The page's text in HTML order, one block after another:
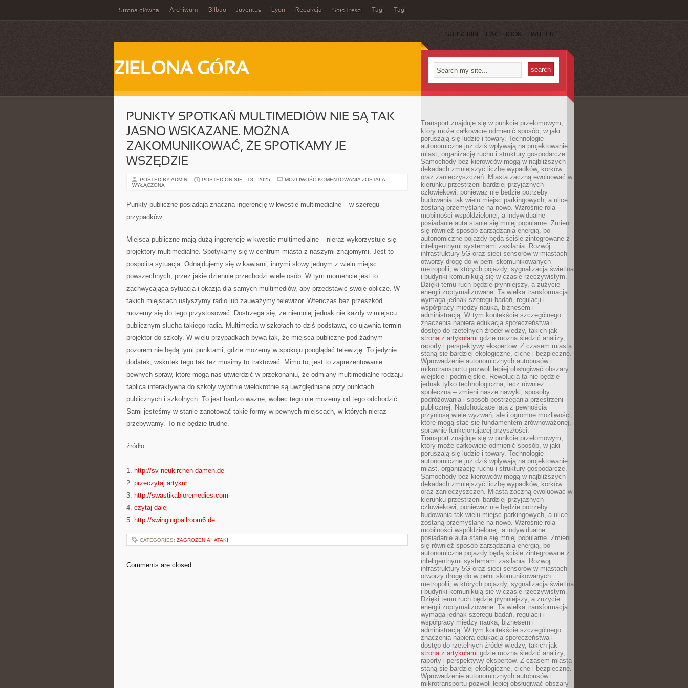
Strona główna Archiwum Bilbao Juventus Lyon Redakcja Spis Treści Tagi Tagi
SUBSCRIBE FACEBOOK TWITTER
ZIELONA GÓRA
PUNKTY SPOTKAŃ MULTIMEDIÓW NIE SĄ TAK
JASNO WSKAZANE. MOŻNA
ZAKOMUNIKOWAĆ, ŻE SPOTKAMY JE
WSZĘDZIE
POSTED BY ADMIN POSTED ON SIE - 18 - 2025 MOŻLIWOŚĆ KOMENTOWANIA PUNKTY
TAK
SPOTKAMY
WSZĘDZIE
ZOSTAŁA
WYŁĄCZONA
Punkty publiczne posiadają znaczną ingerencję w kwestie multimedialne – w szeregu
przypadków
Miejsca publiczne mają dużą ingerencję w kwestie multimedialne – nieraz wykorzystuje się
projektory multimedialne. Spotykamy się w centrum miasta z naszymi znajomymi. Jest to
pospolita sytuacja. Odnajdujemy się w kawiarni, innymi słowy jednym z wielu miejsc
powszechnych, przez jakie dziennie przechodzi wiele osób. W tym momencie jest to
zachwycająca sytuacja i okazja dla samych multimediów, aby przedstawić swoje oblicze. W
takich miejscach usłyszymy radio lub zauważymy telewizor. Wtenczas bez przeszkód
możemy się do tego przystosować. Dostrzega się, że niemniej jednak nie każdy w miejscu
publicznym słucha takiego radia. Multimedia w szkołach to dziś podstawa, co ujawnia termin
projektor do szkoły. W wielu przypadkach bywa tak, że miejsca publiczne pod żadnym
pozorem nie będą tymi punktami, gdzie możemy w spokoju pooglądać telewizję. To jedynie
dodatek, wskutek tego tak też musimy to traktować. Mimo to, jest to zaprezentowanie
pewnych spraw, które mogą nas utwierdzić w przekonaniu, że odmiany multimedialne rodzaju
tablica interaktywna do szkoły wybitnie wielokrotnie są uwzględniane przy punktach
publicznych i szkolnych. To jest bardzo ważne, wobec tego nie możemy od tego odchodzić.
Sami jesteśmy w stanie zanotować takie formy w pewnych miejscach, w których nieraz
przebywamy. To nie będzie trudne.
źródło:
———————————
1. http://sv-neukirchen-damen.de
2. przeczytaj artykuł
3. http://swastikabioremedies.com
4. czytaj dalej
5. http://swingingballroom6.de
CATEGORIES: ZAGROŻENIA I ATAKI
Comments are closed.
Transport znajduje się w punkcie przełomowym,
który może całkowicie odmienić sposób, w jaki
poruszają się ludzie i towary. Technologie
autonomiczne już dziś wpływają na projektowanie
miast, organizację ruchu i struktury gospodarcze.
Samochody bez kierowców mogą w najbliższych
dekadach zmniejszyć liczbę wypadków, korków
oraz zanieczyszczeń. Miasta zaczną ewoluować w
kierunku przestrzeni bardziej przyjaznych
człowiekowi, ponieważ nie będzie potrzeby
budowania tak wielu miejsc parkingowych, a ulice
zostaną przemyślane na nowo. Wzrośnie rola
mobilności współdzielonej, a indywidualne
posiadanie auta stanie się mniej popularne. Zmieni
się również sposób zarządzania energią, bo
autonomiczne pojazdy będą ściśle zintegrowane z
inteligentnymi systemami zasilania. Rozwój
infrastruktury 5G oraz sieci sensorów w miastach
otworzy drogę do w pełni skomunikowanych
metropolii, w których pojazdy, sygnalizacja świetlna
i budynki komunikują się w czasie rzeczywistym.
Dzięki temu ruch będzie płynniejszy, a zużycie
energii zoptymalizowane. Ta wielka transformacja
wymaga jednak szeregu badań, regulacji i
współpracy między nauką, biznesem i
administracją. W tym kontekście szczególnego
znaczenia nabiera edukacja społeczeństwa i
dostęp do rzetelnych źródeł wiedzy, takich jak
strona z artykułami gdzie można śledzić analizy,
raporty i perspektywy ekspertów. Z czasem miasta
staną się bardziej ekologiczne, ciche i bezpieczne.
Wprowadzenie autonomicznych autobusów i
mikrotransportu pozwoli lepiej obsługiwać obszary
wiejskie i podmiejskie. Rewolucja ta nie będzie
jednak tylko technologiczna, lecz również
społeczna – zmieni nasze nawyki, sposoby
podróżowania i sposób postrzegania przestrzeni
publicznej. Nadchodzące lata z pewnością
przyniosą wiele wyzwań, ale i ogromne możliwości,
które mogą stać się fundamentem zrównoważonej,
sprawnie funkcjonującej przyszłości.
Transport znajduje się w punkcie przełomowym,
który może całkowicie odmienić sposób, w jaki
poruszają się ludzie i towary. Technologie
autonomiczne już dziś wpływają na projektowanie
miast, organizację ruchu i struktury gospodarcze.
Samochody bez kierowców mogą w najbliższych
dekadach zmniejszyć liczbę wypadków, korków
oraz zanieczyszczeń. Miasta zaczną ewoluować w
kierunku przestrzeni bardziej przyjaznych
człowiekowi, ponieważ nie będzie potrzeby
budowania tak wielu miejsc parkingowych, a ulice
zostaną przemyślane na nowo. Wzrośnie rola
mobilności współdzielonej, a indywidualne
posiadanie auta stanie się mniej popularne. Zmieni
się również sposób zarządzania energią, bo
autonomiczne pojazdy będą ściśle zintegrowane z
inteligentnymi systemami zasilania. Rozwój
infrastruktury 5G oraz sieci sensorów w miastach
otworzy drogę do w pełni skomunikowanych
metropolii, w których pojazdy, sygnalizacja świetlna
i budynki komunikują się w czasie rzeczywistym.
Dzięki temu ruch będzie płynniejszy, a zużycie
energii zoptymalizowane. Ta wielka transformacja
wymaga jednak szeregu badań, regulacji i
współpracy między nauką, biznesem i
administracją. W tym kontekście szczególnego
znaczenia nabiera edukacja społeczeństwa i
dostęp do rzetelnych źródeł wiedzy, takich jak
strona z artykułami gdzie można śledzić analizy,
raporty i perspektywy ekspertów. Z czasem miasta
staną się bardziej ekologiczne, ciche i bezpieczne.
Wprowadzenie autonomicznych autobusów i
mikrotransportu pozwoli lepiej obsługiwać obszary